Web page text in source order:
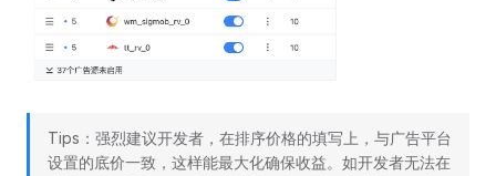
Tips：强烈建议开发者，在排序价格的填写上，与广告平台
设置的底价一致，这样能最大化确保收益。如开发者无法在